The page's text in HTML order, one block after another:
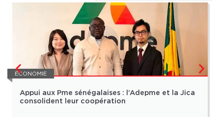
ÉCONOMIE
Appui aux Pme sénégalaises : l’Adepme et la Jica
consolident leur coopération